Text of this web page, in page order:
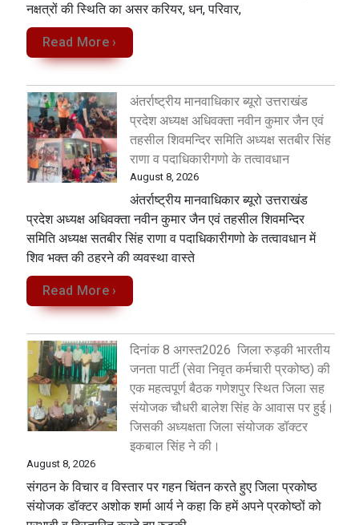
नक्षत्रों की स्थिति का असर करियर, धन, परिवार,
Read More ›
अंतर्राष्ट्रीय मानवाधिकार ब्यूरो उत्तराखंड
प्रदेश अध्यक्ष अधिवक्ता नवीन कुमार जैन एवं
तहसील शिवमन्दिर समिति अध्यक्ष सतबीर सिंह
राणा व पदाधिकारीगणो के तत्वावधान
August 8, 2026
अंतर्राष्ट्रीय मानवाधिकार ब्यूरो उत्तराखंड
प्रदेश अध्यक्ष अधिवक्ता नवीन कुमार जैन एवं तहसील शिवमन्दिर
समिति अध्यक्ष सतबीर सिंह राणा व पदाधिकारीगणो के तत्वावधान में
शिव भक्त की ठहरने की व्यवस्था वास्ते
Read More ›
दिनांक 8 अगस्त2026 जिला रुड़की भारतीय
जनता पार्टी (सेवा निवृत कर्मचारी प्रकोष्ठ) की
एक महत्वपूर्ण बैठक गणेशपुर स्थित जिला सह
संयोजक चौधरी बालेश सिंह के आवास पर हुई।
जिसकी अध्यक्षता जिला संयोजक डॉक्टर
इकबाल सिंह ने की।
August 8, 2026
संगठन के विचार व विस्तार पर गहन चिंतन करते हुए जिला प्रकोष्ठ
संयोजक डॉक्टर अशोक शर्मा आर्य ने कहा कि हमें अपने प्रकोष्ठों को